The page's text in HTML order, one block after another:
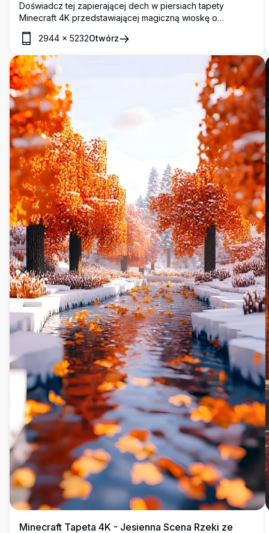
Doświadcz tej zapierającej dech w piersiach tapety
Minecraft 4K przedstawiającej magiczną wioskę o
zachodzie słońca ze świecącymi oknami, unoszącymi się
latarniami i spokojnymi odbiciami kanału. To wysokiej
rozdzielczości dzieło sztuki oddaje ciepłą atmosferę
przytulnego wieczoru w pikselowym świecie.
2944 × 5232Otwórz
Minecraft Tapeta 4K - Jesienna Scena Rzeki ze